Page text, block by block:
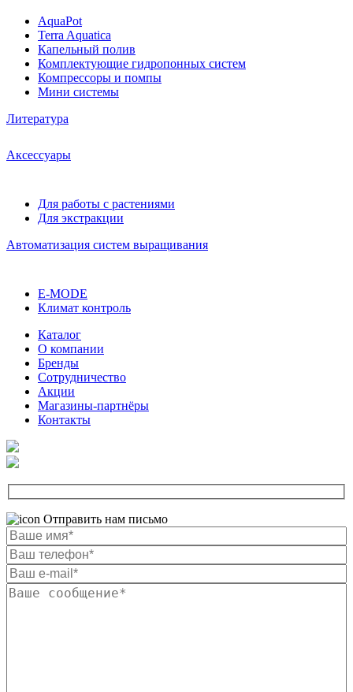
AquaPot
Terra Aquatica
Капельный полив
Комплектующие гидропонных систем
Компрессоры и помпы
Мини системы
Литература
Аксессуары
Для работы с растениями
Для экстракции
Автоматизация систем выращивания
E-MODE
Климат контроль
Каталог
О компании
Бренды
Сотрудничество
Акции
Магазины-партнёры
Контакты
Отправить нам письмо